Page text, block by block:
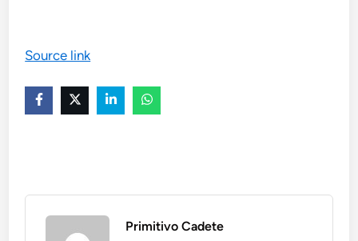
Source link
Primitivo Cadete